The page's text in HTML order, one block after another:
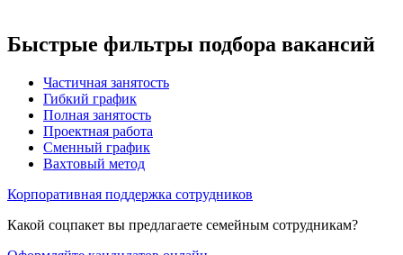
Быстрые фильтры подбора вакансий
Частичная занятость
Гибкий график
Полная занятость
Проектная работа
Сменный график
Вахтовый метод
Корпоративная поддержка сотрудников
Какой соцпакет вы предлагаете семейным сотрудникам?